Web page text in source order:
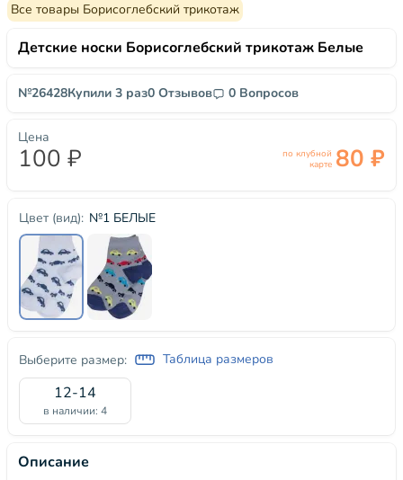
Все товары Борисоглебский трикотаж
Детские носки Борисоглебский трикотаж Белые
№26428Купили 3 раз0 Отзывов 0 Вопросов
Цвет (вид): №1 БЕЛЫЕ
Выберите размер: Таблица размеров
12-14
в наличии: 4
Цена
100 ₽
по клубной
карте 80 ₽
Описание